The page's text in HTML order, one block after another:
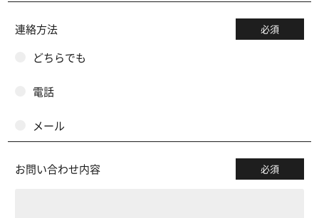
連絡方法 必須
どちらでも
電話
メール
お問い合わせ内容 必須